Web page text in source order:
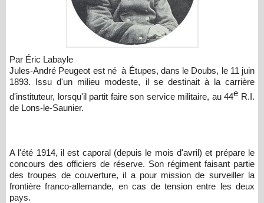
Par Éric Labayle
Jules-André Peugeot est né à Étupes, dans le Doubs, le 11 juin
1893. Issu d'un milieu modeste, il se destinait à la carrière
d'instituteur, lorsqu'il partit faire son service militaire, au 44e R.I.
de Lons-le-Saunier.
A l'été 1914, il est caporal (depuis le mois d'avril) et prépare le
concours des officiers de réserve. Son régiment faisant partie
des troupes de couverture, il a pour mission de surveiller la
frontière franco-allemande, en cas de tension entre les deux
pays.